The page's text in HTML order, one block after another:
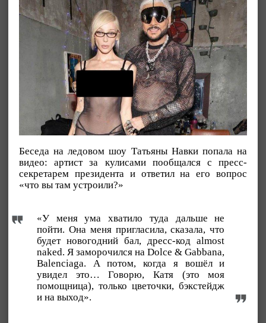
Беседа на ледовом шоу Татьяны Навки попала на
видео: артист за кулисами пообщался с пресс-
секретарем президента и ответил на его вопрос
«что вы там устроили?»
«У меня ума хватило туда дальше не
пойти. Она меня пригласила, сказала, что
будет новогодний бал, дресс-код almost
naked. Я заморочился на Dolce & Gabbana,
Balenciaga. А потом, когда я вошёл и
увидел это… Говорю, Катя (это моя
помощница), только цветочки, бэкстейдж
и на выход».